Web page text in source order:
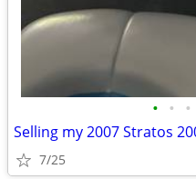
• • •
Selling my 2007 Stratos
7/25